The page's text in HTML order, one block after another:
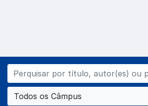
Todos os Câmpus